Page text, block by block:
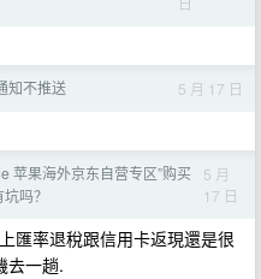
知不推送 5 月 17 日
苹果海外京东自营专区”购买
吗？
5 月
17 日
匯率退稅跟信用卡返現還是很
去一趟.